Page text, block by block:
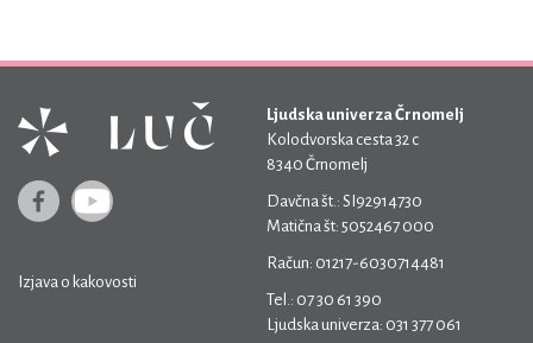
Izjava o kakovosti
Ljudska univerza Črnomelj
Kolodvorska cesta 32 c
8340 Črnomelj
Davčna št.: SI92914730
Matična št: 5052467 000
Račun: 01217-6030714481
Tel.: 07 30 61 390
Ljudska univerza: 031 377 061